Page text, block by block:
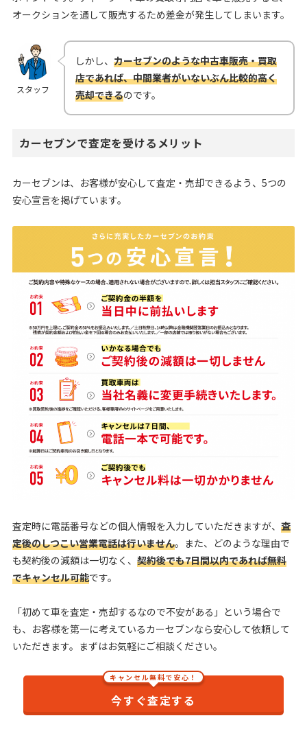
オークションを通して販売するため差金が発生してしまいます。
スタッフ
しかし、 カーセブンのような中古車販売・買取
店であれば、中間業者がいないぶん比較的高く
売却できるのです。
カーセブンで査定を受けるメリット
カーセブンは、お客様が安心して査定・売却できるよう、5つの
安心宣言を掲げています。
査定時に電話番号などの個人情報を入力していただきますが、 査
定後のしつこい営業電話は行いません。また、どのような理由で
も契約後の減額は一切なく、 契約後でも7日間以内であれば無料
でキャンセル可能です。
「初めて車を査定・売却するなので不安がある」という場合で
も、お客様を第一に考えているカーセブンなら安心して依頼して
いただきます。まずはお気軽にご相談ください。
キャンセル無料で安心！
今すぐ査定する